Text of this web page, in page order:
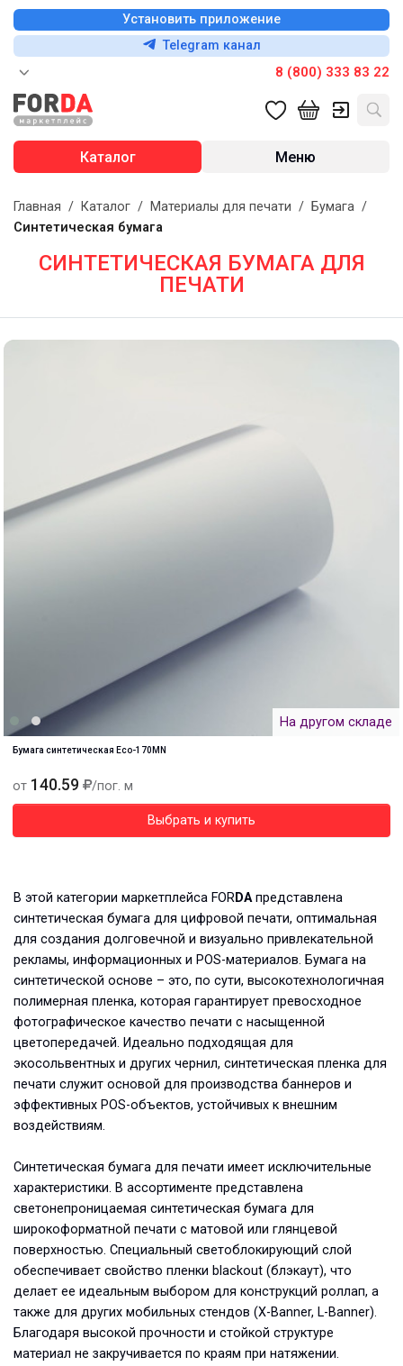
Установить приложение
Telegram канал
8 (800) 333 83 22
Каталог Меню
Главная / Каталог / Материалы для печати / Бумага /
Синтетическая бумага
СИНТЕТИЧЕСКАЯ БУМАГА ДЛЯ
ПЕЧАТИ
На другом складе
Бумага синтетическая Eco-170MN
от 140.59 /пог. м
Выбрать и купить
В этой категории маркетплейса FORDAпредставлена
синтетическая бумага для цифровой печати, оптимальная
для создания долговечной и визуально привлекательной
рекламы, информационных и POS-материалов. Бумага на
синтетической основе – это, по сути, высокотехнологичная
полимерная пленка, которая гарантирует превосходное
фотографическое качество печати с насыщенной
цветопередачей. Идеально подходящая для
экосольвентных и других чернил, синтетическая пленка для
печати служит основой для производства баннеров и
эффективных POS-объектов, устойчивых к внешним
воздействиям.
Синтетическая бумага для печати имеет исключительные
характеристики. В ассортименте представлена
светонепроницаемая синтетическая бумага для
широкоформатной печати с матовой или глянцевой
поверхностью. Специальный светоблокирующий слой
обеспечивает свойство пленки blackout (блэкаут), что
делает ее идеальным выбором для конструкций роллап, а
также для других мобильных стендов (X-Banner, L-Banner).
Благодаря высокой прочности и стойкой структуре
материал не закручивается по краям при натяжении.